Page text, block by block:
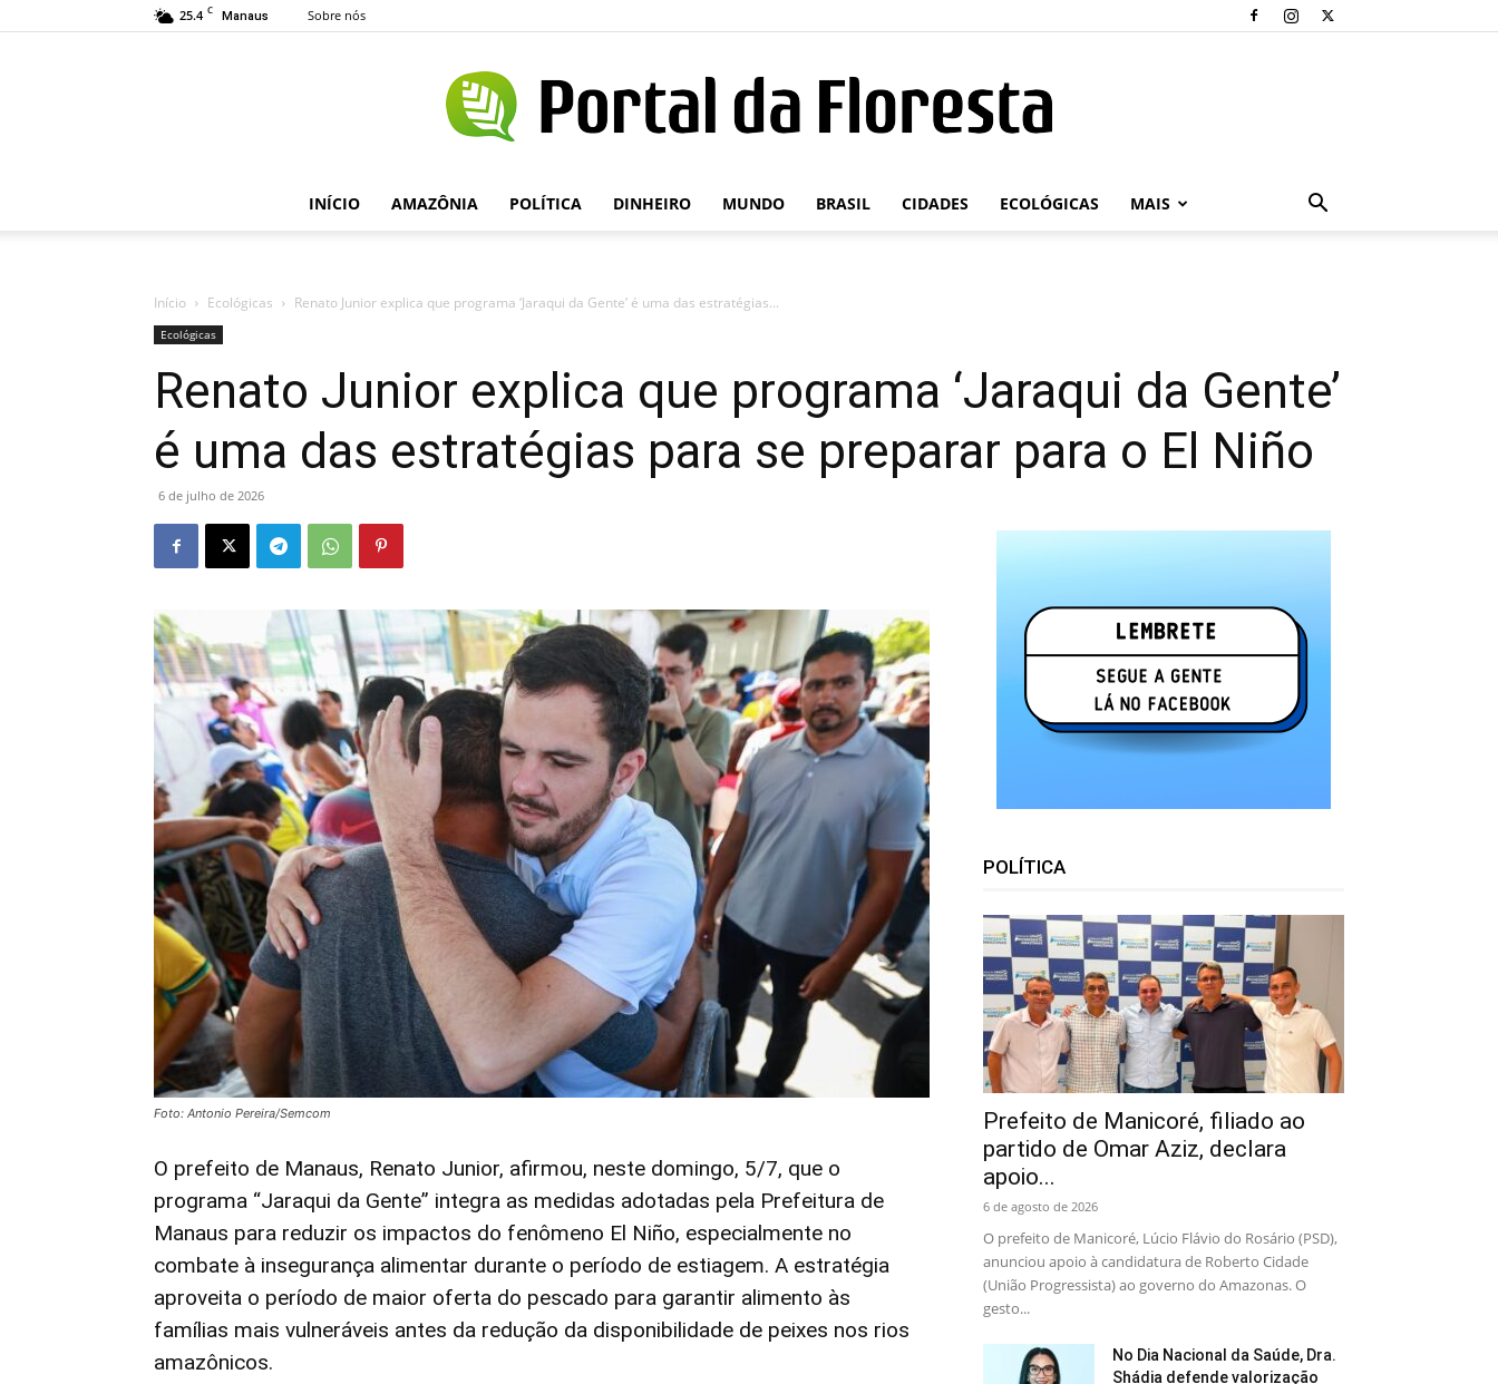
25.4 C Manaus Sobre nós
Portal
INÍCIO AMAZÔNIA POLÍTICA DINHEIRO MUNDO BRASIL CIDADES ECOLÓGICAS MAIS
Início Ecológicas Renato Junior explica que programa ‘Jaraqui da Gente’ é uma das estratégias...
Ecológicas
Renato Junior explica que programa ‘Jaraqui da Gente’
é uma das estratégias para se preparar para o El Niño
6 de julho de 2026
Foto: Antonio Pereira/Semcom
O prefeito de Manaus, Renato Junior, afirmou, neste domingo, 5/7, que o
programa “Jaraqui da Gente” integra as medidas adotadas pela Prefeitura de
Manaus para reduzir os impactos do fenômeno El Niño, especialmente no
combate à insegurança alimentar durante o período de estiagem. A estratégia
aproveita o período de maior oferta do pescado para garantir alimento às
famílias mais vulneráveis antes da redução da disponibilidade de peixes nos rios
amazônicos.
POLÍTICA
Prefeito de Manicoré, filiado ao
partido de Omar Aziz, declara
apoio...
6 de agosto de 2026
O prefeito de Manicoré, Lúcio Flávio do Rosário (PSD),
anunciou apoio à candidatura de Roberto Cidade
(União Progressista) ao governo do Amazonas. O
gesto...
No Dia Nacional da Saúde, Dra.
Shádia defende valorização